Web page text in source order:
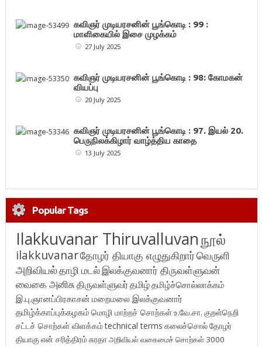
கவிஞர் முடியரசனின் பூங்கொடி : 99 :
மாளிகையில் இசை முழக்கம்
27 July 2025
கவிஞர் முடியரசனின் பூங்கொடி : 98: கோமகன்
வியப்பு
20 July 2025
கவிஞர் முடியரசனின் பூங்கொடி : 97. இயல் 20.
பெருநிலக்கிழார் வாழ்த்திய காதை
13 July 2025
Popular Tags
Ilakkuvanar Thiruvalluvanநூல்
ilakkuvanarதோழர் தியாகு எழுதுகிறார்வெருளி
அறிவியல்தாழி மடல்இலக்குவனார் திருவள்ளுவன்
வைகை அனிசுதிருவள்ளுவர்தமிழ்தமிழ்ச்சொல்லாக்கம்
இ.பு.ஞானப்பிரகாசன் மறைமலை இலக்குவனார்
தமிழ்க்காப்புக்கழகம் மொழி மாற்றச் சொற்கள்உ.வே.சா. குறள்நெறி
சட்டச் சொற்கள் விளக்கம்technical terms கலைச்சொல்தோழர்
தியாகுஎன் சரித்திரம்சுரதாஅறிவியல் வகைமைச் சொற்கள் 3000